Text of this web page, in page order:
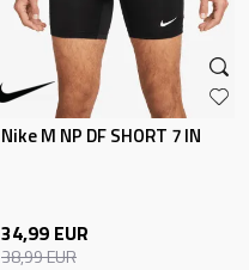
Nike M NP DF SHORT 7 IN
34,99 EUR
38,99EUR